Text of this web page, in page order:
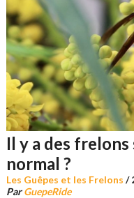
Il y a des
normal ?
Les Guêpes et les Frelons /
ParGuepeRide